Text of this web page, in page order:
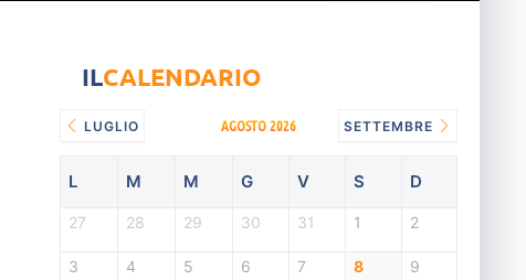
ILCALENDARIO
LUGLIO AGOSTO 2026 SETTEMBRE
L M M G V S D
27 28 29 30 31 1 2
3 4 5 6 7 8 9